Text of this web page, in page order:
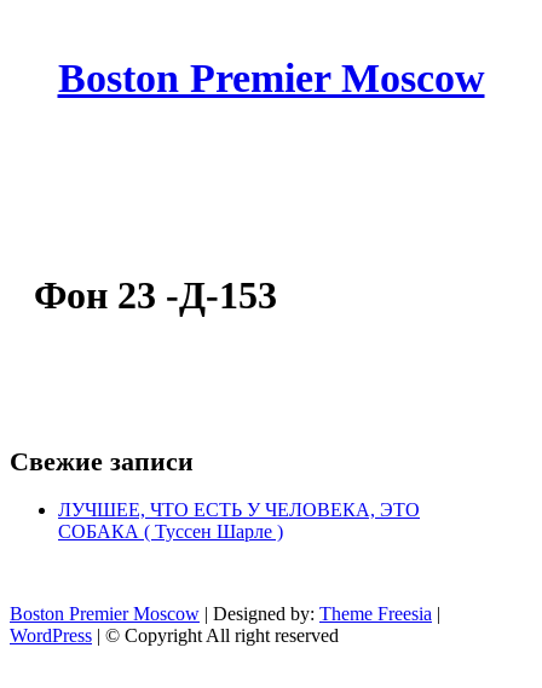
Boston Premier Moscow
Фон 23 -Д-153
Свежие записи
ЛУЧШЕЕ, ЧТО ЕСТЬ У ЧЕЛОВЕКА, ЭТО
СОБАКА ( Туссен Шарле )
Boston Premier Moscow | Designed by: Theme Freesia |
WordPress | © Copyright All right reserved